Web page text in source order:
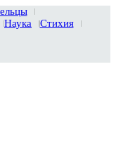
Наука
Стихия